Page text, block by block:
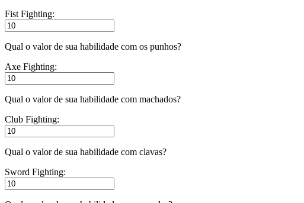
Fist Fighting:
Qual o valor de sua habilidade com os punhos?
Axe Fighting:
Qual o valor de sua habilidade com machados?
Club Fighting:
Qual o valor de sua habilidade com clavas?
Sword Fighting: